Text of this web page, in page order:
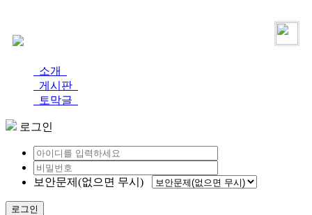
소개
게시판
토막글
로그인
보안문제(없으면 무시)
로그인